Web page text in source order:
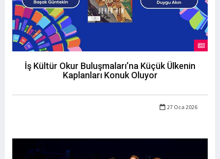
İş Kültür Okur Buluşmaları’na Küçük Ülkenin
Kaplanları Konuk Oluyor
27 Oca 2026